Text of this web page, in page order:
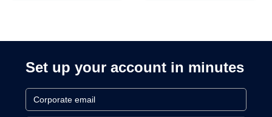
Set up your account in minutes